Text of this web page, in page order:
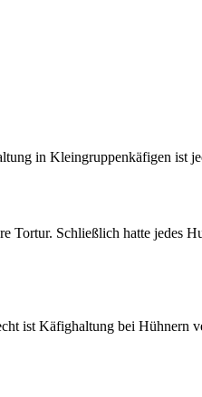
in Kleingruppenkäfigen ist
Schließlich hatte jedes
ist Käfighaltung bei Hühnern